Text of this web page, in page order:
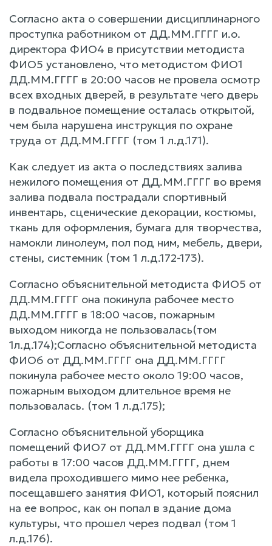
Согласно акта о совершении дисциплинарного
проступка работником от ДД.ММ.ГГГГ и.о.
директора ФИО4 в присутствии методиста
ФИО5 установлено, что методистом ФИО1
ДД.ММ.ГГГГ в 20:00 часов не провела осмотр
всех входных дверей, в результате чего дверь
в подвальное помещение осталась открытой,
чем была нарушена инструкция по охране
труда от ДД.ММ.ГГГГ (том 1 л.д.171).
Как следует из акта о последствиях залива
нежилого помещения от ДД.ММ.ГГГГ во время
залива подвала пострадали спортивный
инвентарь, сценические декорации, костюмы,
ткань для оформления, бумага для творчества,
намокли линолеум, пол под ним, мебель, двери,
стены, системник (том 1 л.д.172-173).
Согласно объяснительной методиста ФИО5 от
ДД.ММ.ГГГГ она покинула рабочее место
ДД.ММ.ГГГГ в 18:00 часов, пожарным
выходом никогда не пользовалась(том
1л.д.174);Согласно объяснительной методиста
ФИО6 от ДД.ММ.ГГГГ она ДД.ММ.ГГГГ
покинула рабочее место около 19:00 часов,
пожарным выходом длительное время не
пользовалась. (том 1 л.д.175);
Согласно объяснительной уборщика
помещений ФИО7 от ДД.ММ.ГГГГ она ушла с
работы в 17:00 часов ДД.ММ.ГГГГ, днем
видела проходившего мимо нее ребенка,
посещавшего занятия ФИО1, который пояснил
на ее вопрос, как он попал в здание дома
культуры, что прошел через подвал (том 1
л.д.176).